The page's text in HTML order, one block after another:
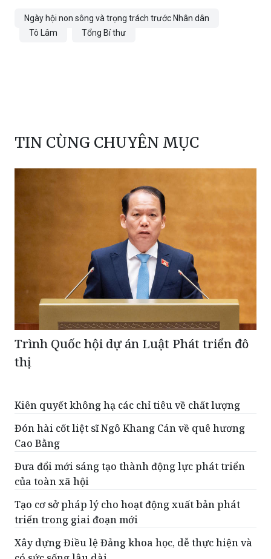
Ngày hội non sông và trọng trách trước Nhân dân
Tô Lâm
Tổng Bí thư
TIN CÙNG CHUYÊN MỤC
Trình Quốc hội dự án Luật Phát triển đô
thị
Kiên quyết không hạ các chỉ tiêu về chất lượng
Đón hài cốt liệt sĩ Ngô Khang Cán về quê hương
Cao Bằng
Đưa đổi mới sáng tạo thành động lực phát triển
của toàn xã hội
Tạo cơ sở pháp lý cho hoạt động xuất bản phát
triển trong giai đoạn mới
Xây dựng Điều lệ Đảng khoa học, dễ thực hiện và